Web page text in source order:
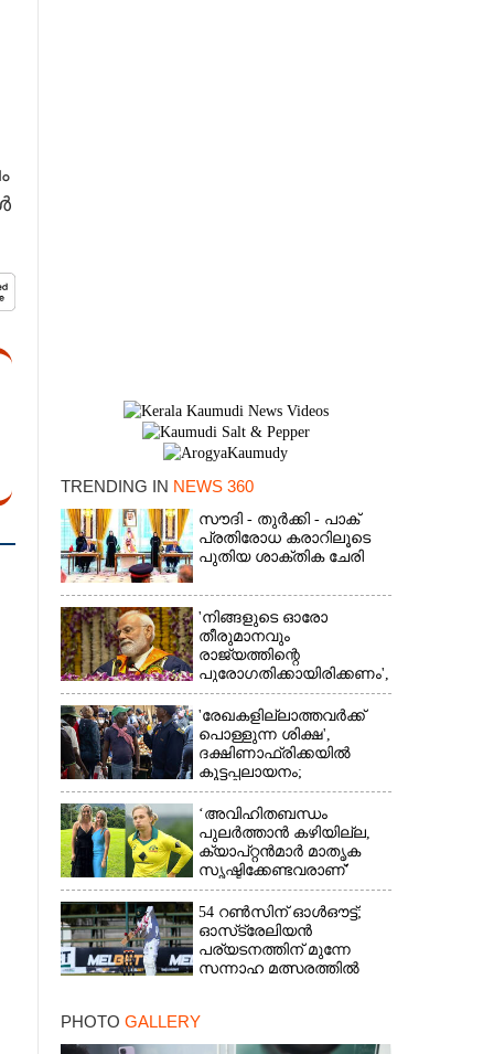
TRENDING IN NEWS 360
സൗദി - തുർക്കി - പാക്
പ്രതിരോധ കരാറിലൂടെ
പുതിയ ശാക്തിക ചേരി
'നിങ്ങളുടെ ഓരോ
തീരുമാനവും
രാജ്യത്തിന്റെ
പുരോഗതിക്കായിരിക്കണം',​
വിദ്യാർത്ഥികളോട്
പ്രധാനമന്ത്രി
'രേഖകളില്ലാത്തവർക്ക്
പൊള്ളുന്ന ശിക്ഷ',
ദക്ഷിണാഫ്രിക്കയിൽ
കൂട്ടപ്പലായനം;
ജീവനുംകൊണ്ട്
നാടുകടന്നത് ഒരു
ലക്ഷത്തിലധികം പേർ
‘അവിഹിതബന്ധം
പുലർത്താൻ കഴിയില്ല,​
ക്യാപ്റ്റൻമാർ മാതൃക
സൃഷ്ടിക്കേണ്ടവരാണ്'
വിമർശനവുമായി ക്രിക്കറ്റ്
താരത്തിന്റെ ഭാര്യ
54 റൺസിന് ഓൾഔട്ട്;
ഓസ്‌ട്രേലിയൻ
പര്യടനത്തിന് മുന്നേ
സന്നാഹ മത്സരത്തിൽ
ഒരേയൊരു താരം
PHOTO GALLERY
×